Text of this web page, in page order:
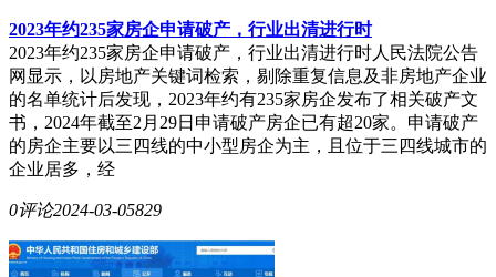
2023年约235家房企申请破产，行业出清进行时
2023年约235家房企申请破产，行业出清进行时人民法院公告
网显示，以房地产关键词检索，剔除重复信息及非房地产企业
的名单统计后发现，2023年约有235家房企发布了相关破产文
书，2024年截至2月29日申请破产房企已有超20家。申请破产
的房企主要以三四线的中小型房企为主，且位于三四线城市的
企业居多，经
0评论2024-03-05829